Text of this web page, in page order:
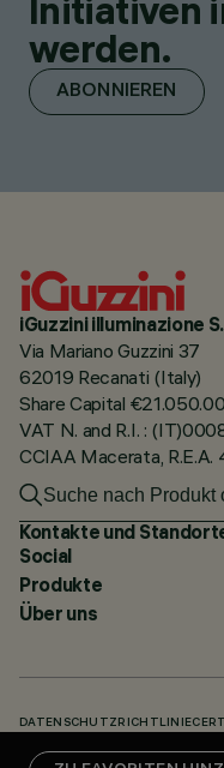
Initiativen
werden.
ABONNIEREN
iGuzzini illuminazione
Via Mariano Guzzini 37
62019 Recanati (Italy)
Share Capital
VAT N. and R.I. :
CCIAA Macerata, R.E.A.
Kontakte und
Social
Produkte
Über uns
DATENSCHUTZRICHTLINIE